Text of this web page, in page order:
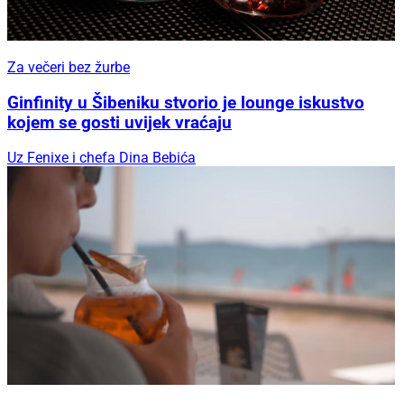
Za večeri bez žurbe
Ginfinity u Šibeniku stvorio je lounge iskustvo
kojem se gosti uvijek vraćaju
Uz Fenixe i chefa Dina Bebića